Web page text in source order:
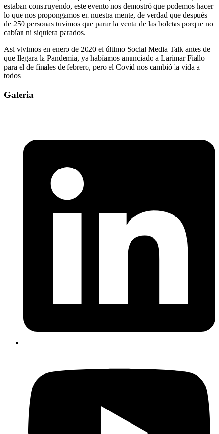
estaban construyendo, este evento nos demostró que podemos hacer
lo que nos propongamos en nuestra mente, de verdad que después
de 250 personas tuvimos que parar la venta de las boletas porque no
cabían ni siquiera parados.
Asi vivimos en enero de 2020 el último Social Media Talk antes de
que llegara la Pandemia, ya habíamos anunciado a Larimar Fiallo
para el de finales de febrero, pero el Covid nos cambió la vida a
todos
Galeria